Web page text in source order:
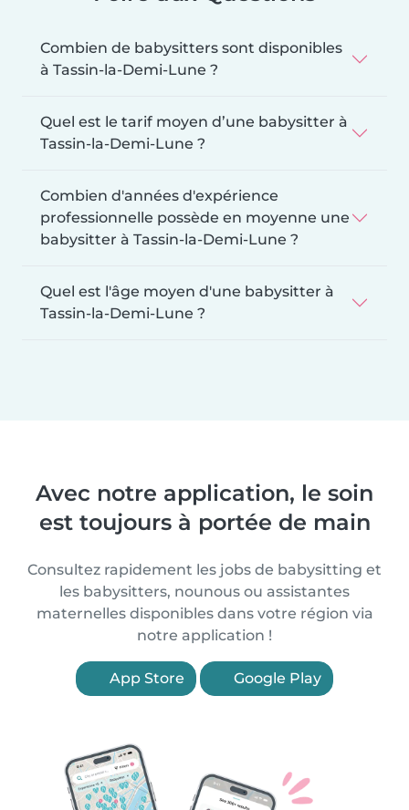
Combien de babysitters sont disponibles
à Tassin-la-Demi-Lune ?
Quel est le tarif moyen d’une babysitter à
Tassin-la-Demi-Lune ?
Combien d'années d'expérience
professionnelle possède en moyenne une
babysitter à Tassin-la-Demi-Lune ?
Quel est l'âge moyen d'une babysitter à
Tassin-la-Demi-Lune ?
Avec notre application, le soin
est toujours à portée de main
Consultez rapidement les jobs de babysitting et
les babysitters, nounous ou assistantes
maternelles disponibles dans votre région via
notre application !
App Store Google Play